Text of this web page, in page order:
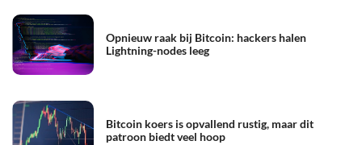
Opnieuw raak bij Bitcoin: hackers halen
Lightning-nodes leeg
Bitcoin koers is opvallend rustig, maar dit
patroon biedt veel hoop